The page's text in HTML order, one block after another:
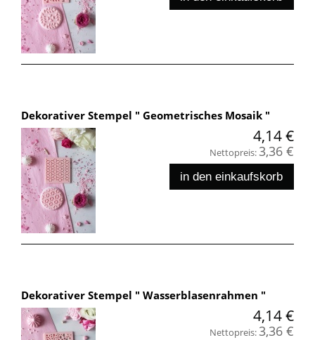
Dekorativer Stempel " Geometrisches Mosaik "
4,14 €
Nettopreis:3,36 €
in den einkaufskorb
Dekorativer Stempel " Wasserblasenrahmen "
4,14 €
Nettopreis:3,36 €